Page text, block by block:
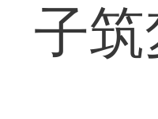
子